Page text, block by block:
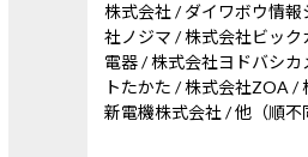
株式会社 / ダイワボウ情
社ノジマ / 株式会社ビッ
電器 / 株式会社ヨドバシ
トたかた / 株式会社ZOA /
新電機株式会社 / 他（順不